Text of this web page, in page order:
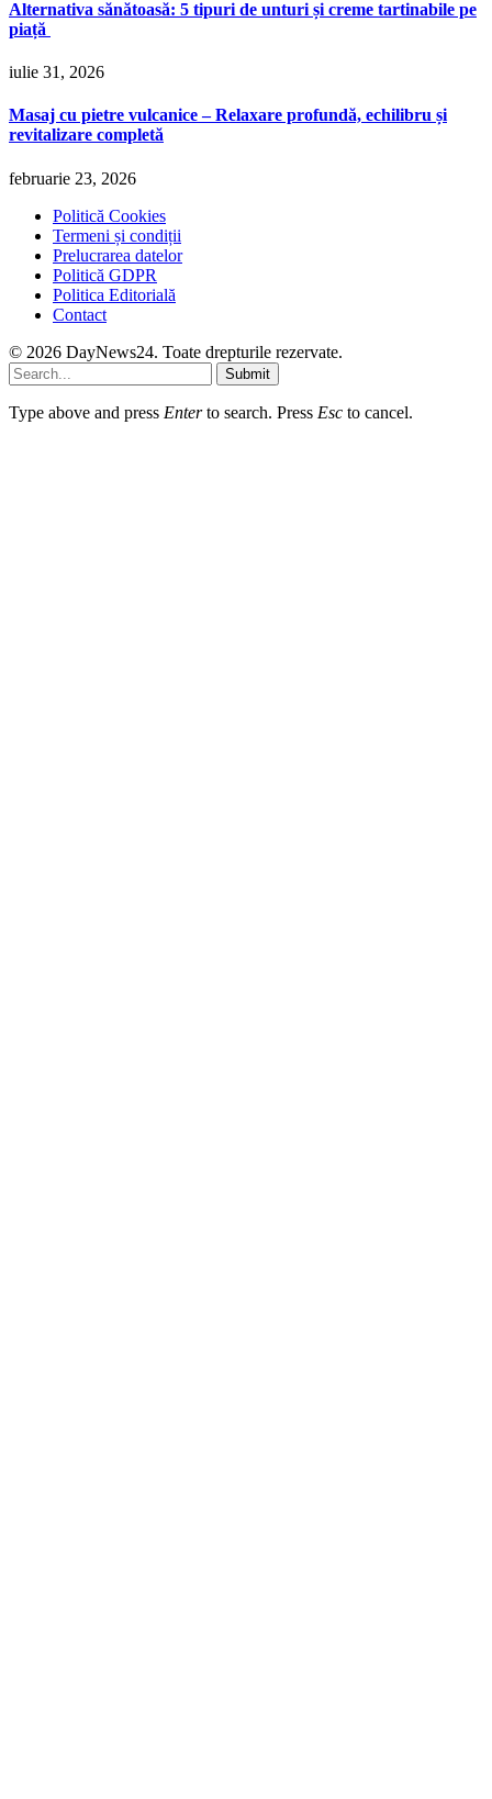
Alternativa sănătoasă: 5 tipuri de unturi și creme tartinabile pe
piață
iulie 31, 2026
Masaj cu pietre vulcanice – Relaxare profundă, echilibru și
revitalizare completă
februarie 23, 2026
Politică Cookies
Termeni și condiții
Prelucrarea datelor
Politică GDPR
Politica Editorială
Contact
© 2026 DayNews24. Toate drepturile rezervate.
Submit
Type above and press Enterto search. Press Esc to cancel.